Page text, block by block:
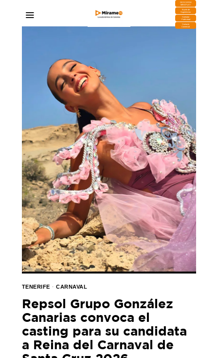
DESCARGA
MIRAPLAY
Buzón de
Sugerencias
Contratar
Publicidad
Contacto
Comercial
TENERIFE · CARNAVAL
Repsol Grupo González
Canarias convoca el
casting para su candidata
a Reina del Carnaval de